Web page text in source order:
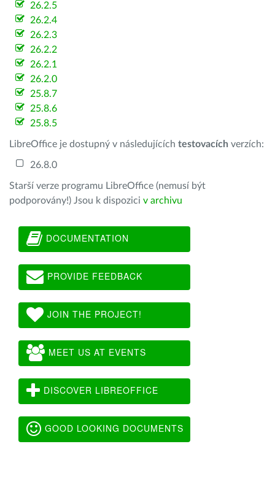
26.2.5
26.2.4
26.2.3
26.2.2
26.2.1
26.2.0
25.8.7
25.8.6
25.8.5
LibreOffice je dostupný v následujících testovacích verzích:
26.8.0
Starší verze programu LibreOffice (nemusí být
podporovány!) Jsou k dispozici v archivu
DOCUMENTATION
PROVIDE FEEDBACK
JOIN THE PROJECT!
MEET US AT EVENTS
DISCOVER LIBREOFFICE
GOOD LOOKING DOCUMENTS